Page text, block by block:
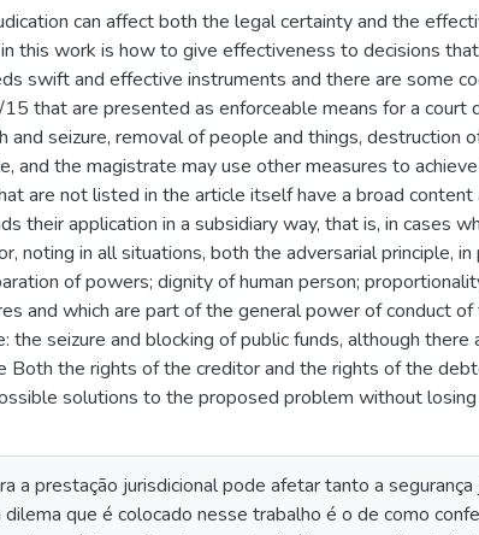
can affect both the legal certainty and the
this work is how to give effectiveness to decisions
swift and effective instruments and there are some
that are presented as enforceable means for a court
and seizure, removal of people and things, destruction
and the magistrate may use other measures to
are not listed in the article itself have a broad
their application in a subsidiary way, that is, in cases
noting in all situations, both the adversarial principle, in
of powers; dignity of human person;
and which are part of the general power of conduct
seizure and blocking of public funds, although
Both the rights of the creditor and the rights of the
solutions to the proposed problem without
a prestação jurisdicional pode afetar tanto a
que é colocado nesse trabalho é o de como